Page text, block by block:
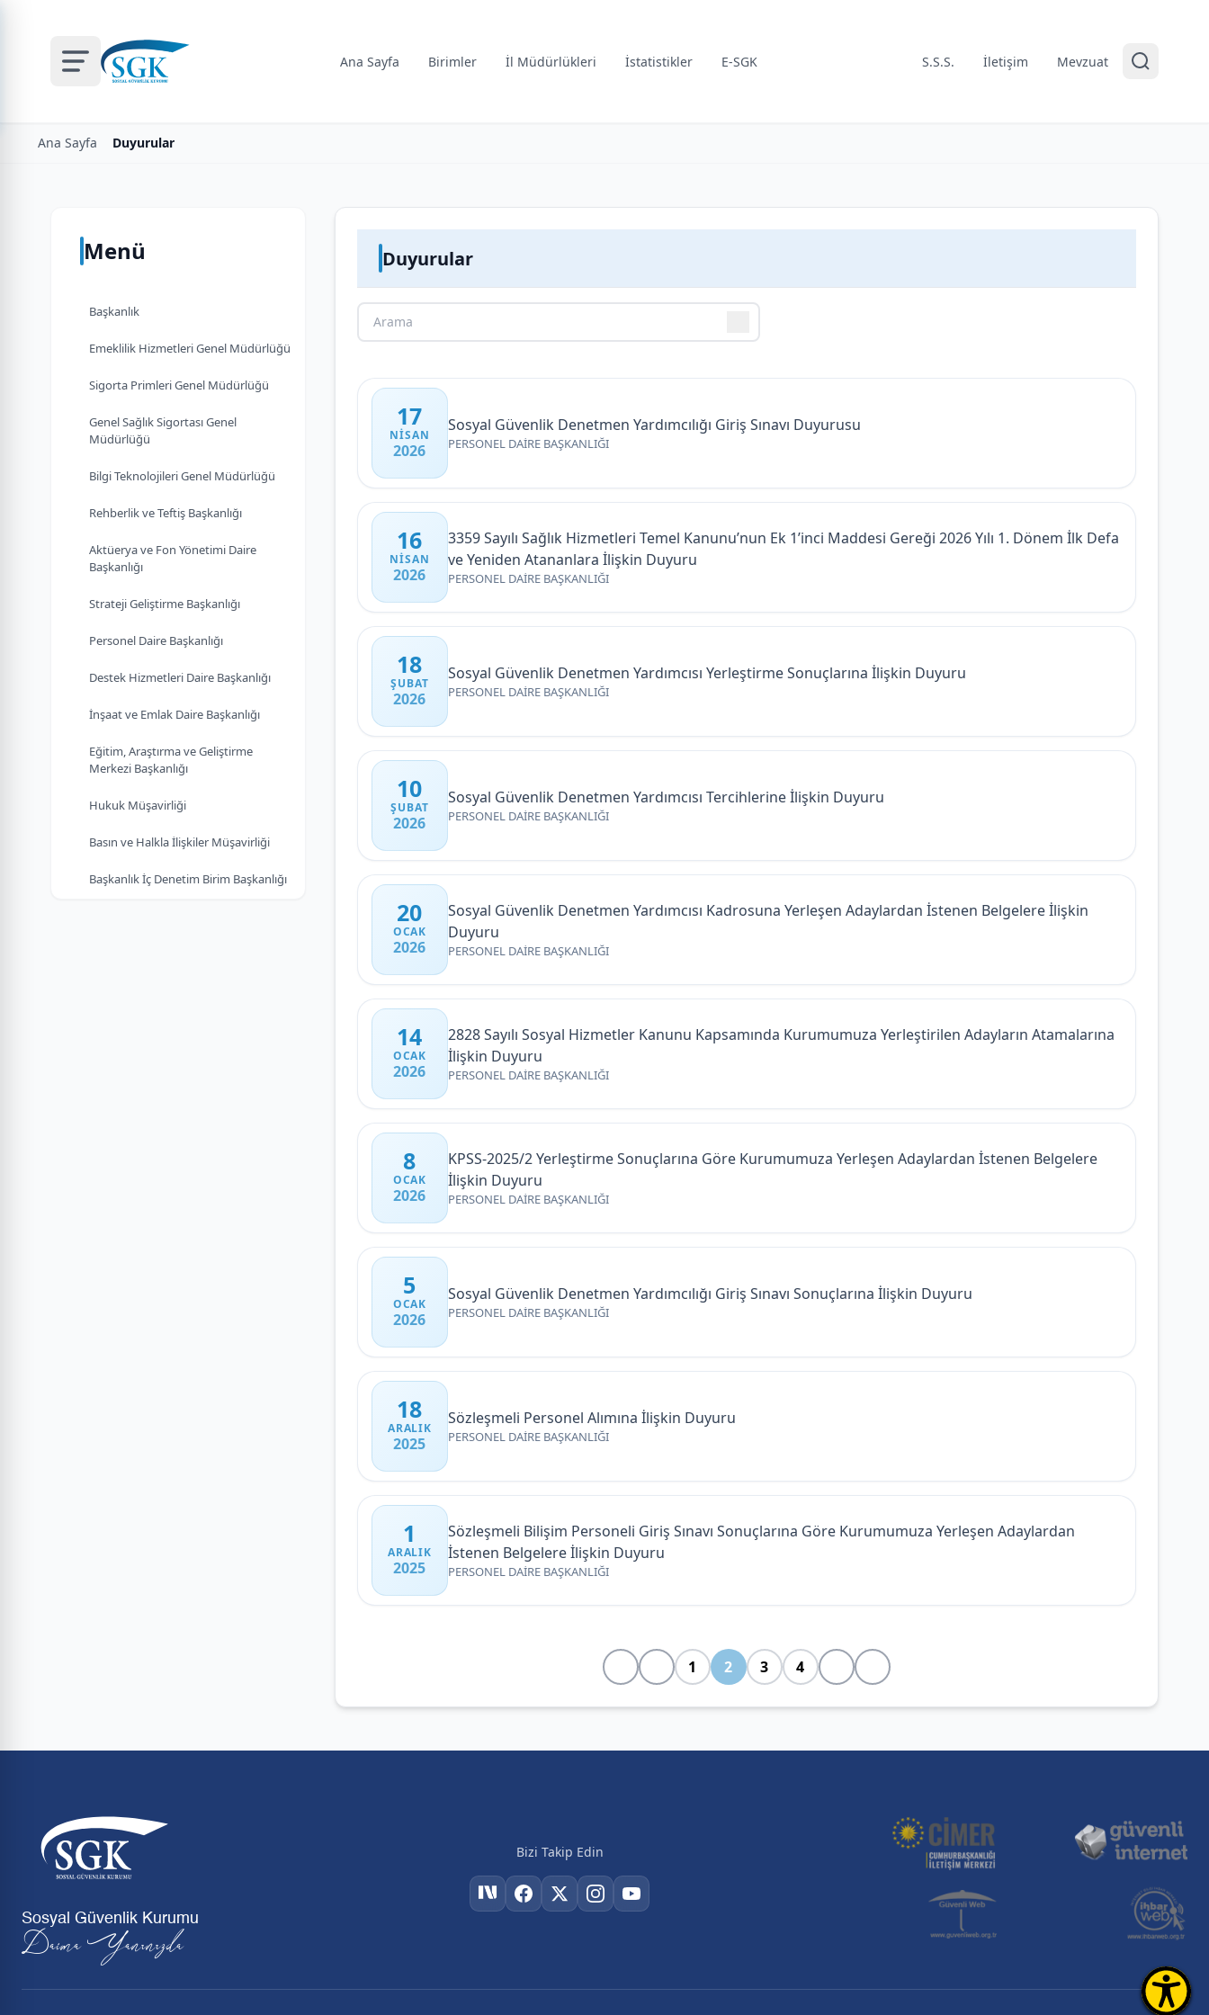
Ana Sayfa Birimler İl Müdürlükleri İstatistikler E-SGK S.S.S. İletişim Mevzuat
Ana Sayfa Duyurular
Menü
Başkanlık
Emeklilik Hizmetleri Genel Müdürlüğü
Sigorta Primleri Genel Müdürlüğü
Genel Sağlık Sigortası Genel
Müdürlüğü
Bilgi Teknolojileri Genel Müdürlüğü
Rehberlik ve Teftiş Başkanlığı
Aktüerya ve Fon Yönetimi Daire
Başkanlığı
Strateji Geliştirme Başkanlığı
Personel Daire Başkanlığı
Destek Hizmetleri Daire Başkanlığı
İnşaat ve Emlak Daire Başkanlığı
Eğitim, Araştırma ve Geliştirme
Merkezi Başkanlığı
Hukuk Müşavirliği
Basın ve Halkla İlişkiler Müşavirliği
Başkanlık İç Denetim Birim Başkanlığı
Duyurular
17
NISAN
2026
Sosyal Güvenlik Denetmen Yardımcılığı Giriş Sınavı Duyurusu
PERSONEL DAİRE BAŞKANLIĞI
16
NISAN
2026
3359 Sayılı Sağlık Hizmetleri Temel Kanunu’nun Ek 1’inci Maddesi Gereği 2026 Yılı 1. Dönem İlk Defa
ve Yeniden Atananlara İlişkin Duyuru
PERSONEL DAİRE BAŞKANLIĞI
18
ŞUBAT
2026
Sosyal Güvenlik Denetmen Yardımcısı Yerleştirme Sonuçlarına İlişkin Duyuru
PERSONEL DAİRE BAŞKANLIĞI
10
ŞUBAT
2026
Sosyal Güvenlik Denetmen Yardımcısı Tercihlerine İlişkin Duyuru
PERSONEL DAİRE BAŞKANLIĞI
20
OCAK
2026
Sosyal Güvenlik Denetmen Yardımcısı Kadrosuna Yerleşen Adaylardan İstenen Belgelere İlişkin
Duyuru
PERSONEL DAİRE BAŞKANLIĞI
14
OCAK
2026
2828 Sayılı Sosyal Hizmetler Kanunu Kapsamında Kurumumuza Yerleştirilen Adayların Atamalarına
İlişkin Duyuru
PERSONEL DAİRE BAŞKANLIĞI
8
OCAK
2026
KPSS-2025/2 Yerleştirme Sonuçlarına Göre Kurumumuza Yerleşen Adaylardan İstenen Belgelere
İlişkin Duyuru
PERSONEL DAİRE BAŞKANLIĞI
5
OCAK
2026
Sosyal Güvenlik Denetmen Yardımcılığı Giriş Sınavı Sonuçlarına İlişkin Duyuru
PERSONEL DAİRE BAŞKANLIĞI
18
ARALIK
2025
Sözleşmeli Personel Alımına İlişkin Duyuru
PERSONEL DAİRE BAŞKANLIĞI
1
ARALIK
2025
Sözleşmeli Bilişim Personeli Giriş Sınavı Sonuçlarına Göre Kurumumuza Yerleşen Adaylardan
İstenen Belgelere İlişkin Duyuru
PERSONEL DAİRE BAŞKANLIĞI
1 2 3 4
Sosyal Güvenlik Kurumu
Daima Yanınızda
Bizi Takip Edin